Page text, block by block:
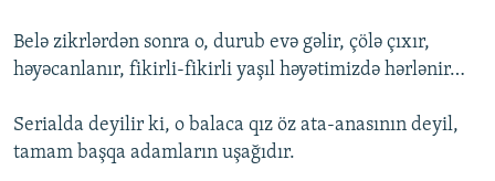
Belə zikrlərdən sonra o, durub evə gəlir, çölə çıxır,
həyəcanlanır, fikirli-fikirli yaşıl həyətimizdə hərlənir…
Serialda deyilir ki, o balaca qız öz ata-anasının deyil,
tamam başqa adamların uşağıdır.